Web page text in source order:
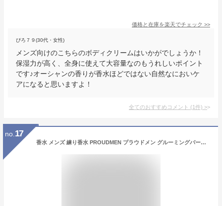
価格と在庫を楽天でチェック >>
ぴろ７９(30代・女性)
メンズ向けのこちらのボディクリームはいかがでしょうか！
保湿力が高く、全身に使えて大容量なのもうれしいポイント
です♪オーシャンの香りが香水ほどではない自然なにおいケ
アになると思いますよ！
全てのおすすめコメント (1件) >
no. 17
香水 メンズ 練り香水 PROUDMEN プラウドメン グルーミングバーム CM シトラス ムスク 40g 男性用香水 ボディクリーム 男性用 誕生日プレゼント いい香り ギフト PROUDMEN.